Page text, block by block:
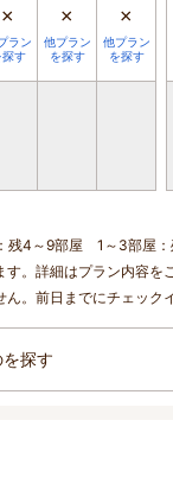
×
ラン
探す
×
他プラン
を探す
×
他プラン
を探す
4～9部屋 1～3部屋：
。詳細はプラン内容を
。前日までにチェック
探す